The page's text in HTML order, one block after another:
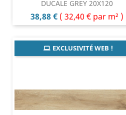
DUCALE GREY 20X120
Prix
38,88 € ( 32,40 € par m² )
EXCLUSIVITÉ WEB !